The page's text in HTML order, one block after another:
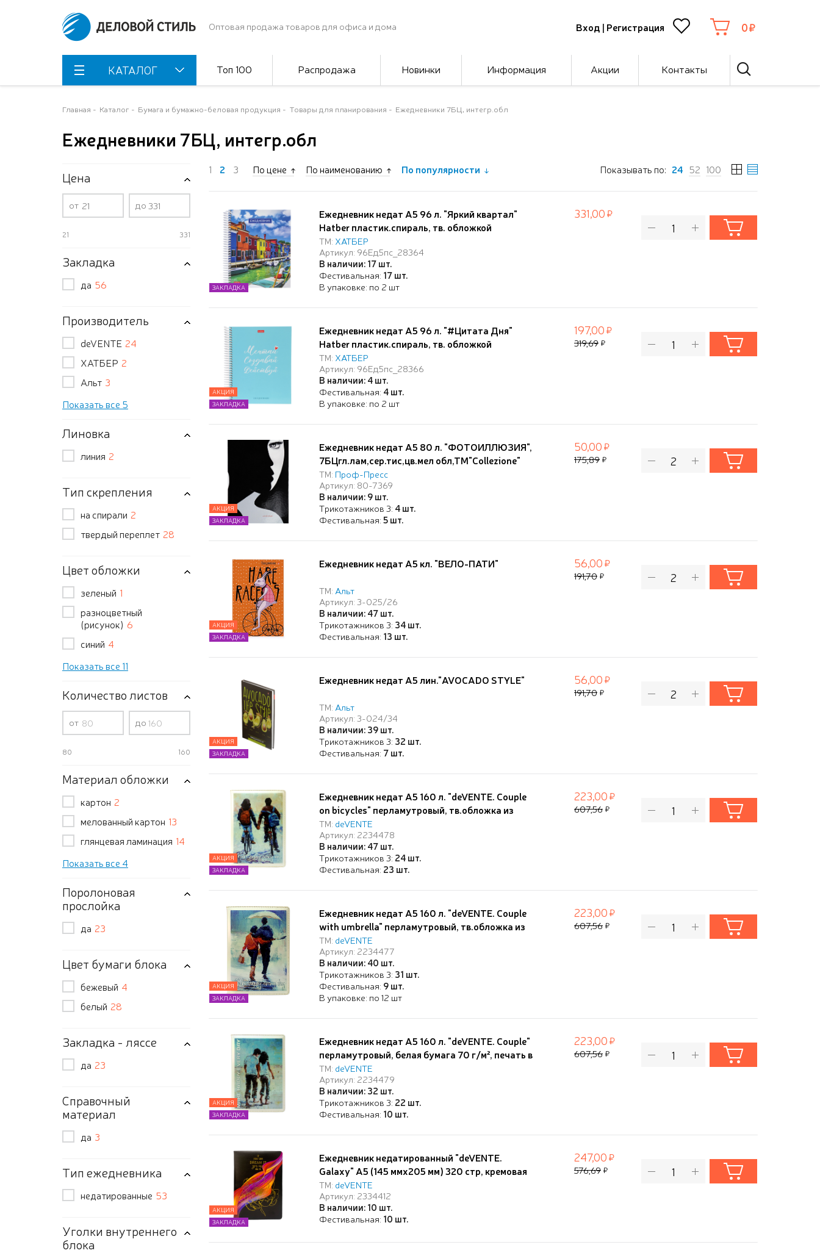
Оптовая продажа товаров для офиса и дома Вход | Регистрация 0
КАТАЛОГ Топ 100 Распродажа Новинки Информация Акции Контакты
Главная Каталог Бумага и бумажно-беловая продукция Товары для планирования Ежедневники 7БЦ, интегр.обл
Ежедневники 7БЦ, интегр.обл
Цена
от до
21 331
Закладка
да 56
Производитель
deVENTE 24
ХАТБЕР 2
Альт 3
Показать все 5
Линовка
линия 2
Тип скрепления
на спирали 2
твердый переплет 28
Цвет обложки
зеленый 1
разноцветный
(рисунок) 6
синий 4
Показать все 11
Количество листов
от до
80 160
Материал обложки
картон 2
мелованный картон 13
глянцевая ламинация 14
Показать все 4
Поролоновая
прослойка
да 23
Цвет бумаги блока
бежевый 4
белый 28
Закладка - ляссе
да 23
Справочный
материал
да 3
Тип ежедневника
недатированные 53
Уголки внутреннего
блока
1 2 3 По цене По наименованию По популярности Показывать по: 24 52 100
Ежедневник недат А5 96 л. "Яркий квартал"
Hatber пластик.спираль, тв. обложкой
ТМ: ХАТБЕР
Артикул: 96Ед5пс_28364
В наличии: 17 шт.
Фестивальная: 17 шт.
В упаковке: по 2 шт
ЗАКЛАДКА
331,00
Ежедневник недат А5 96 л. "#Цитата Дня"
Hatber пластик.спираль, тв. обложкой
ТМ: ХАТБЕР
Артикул: 96Ед5пс_28366
В наличии: 4 шт.
Фестивальная: 4 шт.
В упаковке: по 2 шт
АКЦИЯ
ЗАКЛАДКА
197,00
319,69
Ежедневник недат А5 80 л. "ФОТОИЛЛЮЗИЯ",
7БЦгл.лам,сер.тис,цв.мел обл,ТМ"Collezione"
ТМ: Проф-Пресс
Артикул: 80-7369
В наличии: 9 шт.
Трикотажников 3: 4 шт.
Фестивальная:5 шт.
АКЦИЯ
ЗАКЛАДКА
50,00
175,89
Ежедневник недат А5 кл. "ВЕЛО-ПАТИ"
ТМ: Альт
Артикул: 3-025/26
В наличии: 47 шт.
Трикотажников 3: 34 шт.
Фестивальная: 13 шт.
АКЦИЯ
ЗАКЛАДКА
56,00
191,70
Ежедневник недат А5 лин."AVOCADO STYLE"
ТМ: Альт
Артикул: 3-024/34
В наличии: 39 шт.
Трикотажников 3: 32 шт.
Фестивальная: 7 шт.
АКЦИЯ
ЗАКЛАДКА
56,00
191,70
Ежедневник недат А5 160 л. "deVENTE. Couple
on bicycles" перламутровый, тв.обложка из
искусственной кожи с поролоном, цветная
печать, отстрочка, перфорация, закругленные
уголки, 2 ляссе, в термоусадочной пленке,
ТМ: deVENTE
Артикул: 2234478
В наличии: 47 шт.
Трикотажников 3: 24 шт.
Фестивальная: 23 шт.
АКЦИЯ
ЗАКЛАДКА
223,00
607,56
Ежедневник недат А5 160 л. "deVENTE. Couple
with umbrella" перламутровый, тв.обложка из
искусственной кожи с поролоном, цветная
печать, отстрочка, перфорация, закругленные
уголки, 2 ляссе, в термоусадочной пленке,
ТМ: deVENTE
Артикул: 2234477
В наличии: 40 шт.
Трикотажников 3: 31 шт.
Фестивальная: 9 шт.
В упаковке: по 12 шт
АКЦИЯ
ЗАКЛАДКА
223,00
607,56
Ежедневник недат А5 160 л. "deVENTE. Couple"
перламутровый, белая бумага 70 г/м², печать в
2 краски, тв.обложка из искусственной кожи с
поролоном, цветная печать, отстрочка,
перфорация, закругленные уголки, 2 ляссе, в
термоусадочной пленке,
ТМ: deVENTE
Артикул: 2234479
В наличии: 32 шт.
Трикотажников 3: 22 шт.
Фестивальная: 10 шт.
АКЦИЯ
ЗАКЛАДКА
223,00
607,56
Ежедневник недатированный "deVENTE.
Galaxy" A5 (145 ммx205 мм) 320 стр, кремовая
бумага 70 г/м², печать в 2 краски, твердая
обложка из искусственной кожи с поролоном,
цветная печать, тиснение фольгой, черный
форзац, перфорация, закругленные уголки, 2
ТМ: deVENTE
Артикул: 2334412
В наличии: 10 шт.
Фестивальная: 10 шт.
АКЦИЯ
ЗАКЛАДКА
247,00
576,69